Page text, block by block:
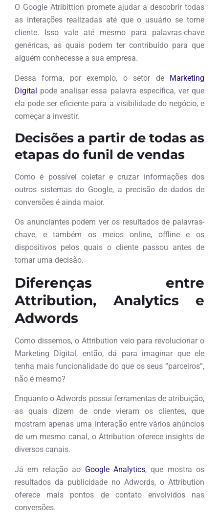
O Google Atribittion promete ajudar a descobrir todas
as interações realizadas até que o usuário se torne
cliente. Isso vale até mesmo para palavras-chave
genéricas, as quais podem ter contribuído para que
alguém conhecesse a sua empresa.
Dessa forma, por exemplo, o setor de Marketing
Digital pode analisar essa palavra específica, ver que
ela pode ser eficiente para a visibilidade do negócio, e
começar a investir.
Decisões a partir de todas as
etapas do funil de vendas
Como é possível coletar e cruzar informações dos
outros sistemas do Google, a precisão de dados de
conversões é ainda maior.
Os anunciantes podem ver os resultados de palavras-
chave, e também os meios online, offline e os
dispositivos pelos quais o cliente passou antes de
tomar uma decisão.
Diferenças entre
Attribution, Analytics e
Adwords
Como dissemos, o Attribution veio para revolucionar o
Marketing Digital, então, dá para imaginar que ele
tenha mais funcionalidade do que os seus “parceiros”,
não é mesmo?
Enquanto o Adwords possui ferramentas de atribuição,
as quais dizem de onde vieram os clientes, que
mostram apenas uma interação entre vários anúncios
de um mesmo canal, o Attribution oferece insights de
diversos canais.
Já em relação ao Google Analytics, que mostra os
resultados da publicidade no Adwords, o Attribution
oferece mais pontos de contato envolvidos nas
conversões.